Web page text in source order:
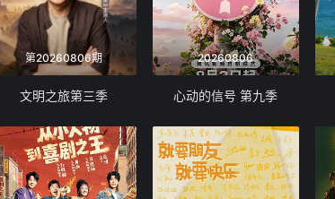
第20260806期
文明之旅第三季
20260806
心动的信号 第九季